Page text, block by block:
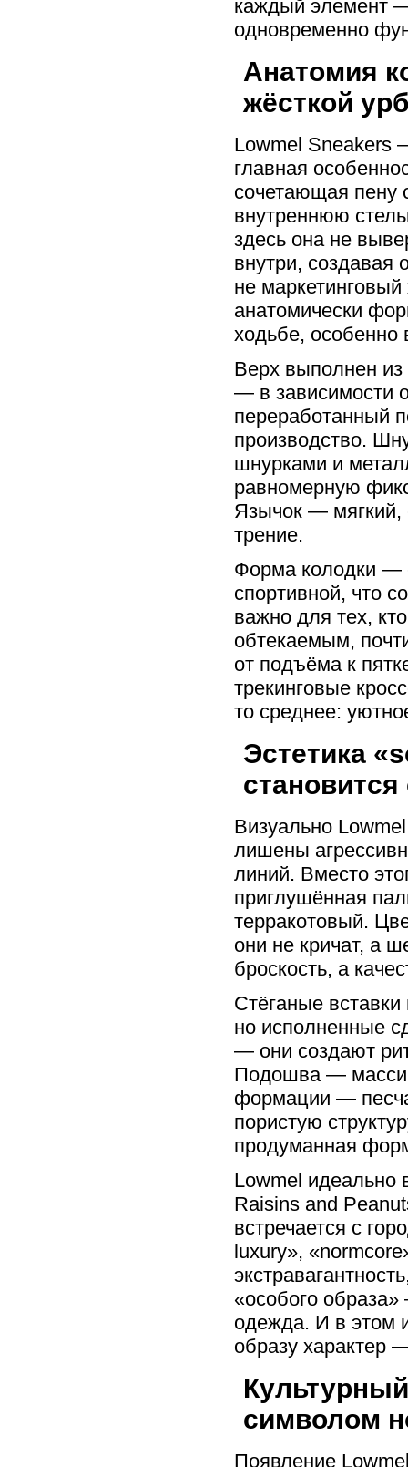
каждый элемент
одновременно
Анатомия
жёсткой
Lowmel Sneakers
главная
сочетающая пену
внутреннюю
здесь она не
внутри, создавая
не
анатомически
ходьбе, особенно
Верх выполнен из
— в зависимости
переработанный
производство.
шнурками и
равномерную
Язычок — мягкий,
трение.
Форма колодки —
спортивной, что
важно для тех,
обтекаемым,
от подъёма к
трекинговые
то среднее:
Эстетика
Визуально
лишены
линий. Вместо
приглушённая
терракотовый.
они не кричат, а
броскость, а
Стёганые
но исполненные
— они создают
Подошва —
формации —
пористую
продуманная
Lowmel идеально
Raisins and
встречается с
luxury»,
«особого
одежда. И в этом
образу характер
символом
Появление